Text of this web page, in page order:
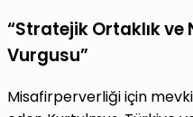
“Stratejik Ortaklık ve
Vurgusu”
Misafirperverliği için